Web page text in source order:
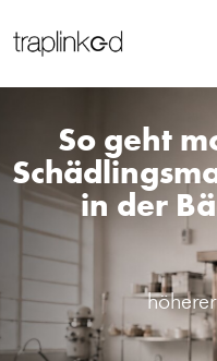
So geht
in der